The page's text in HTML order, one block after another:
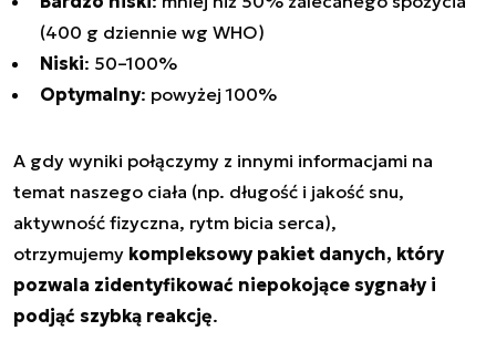
(400 g dziennie wg WHO)
Niski: 50–100%
Optymalny: powyżej 100%
A gdy wyniki połączymy z innymi informacjami na
temat naszego ciała (np. długość i jakość snu,
aktywność fizyczna, rytm bicia serca),
otrzymujemy kompleksowy pakiet danych, który
pozwala zidentyfikować niepokojące sygnały i
podjąć szybką reakcję.